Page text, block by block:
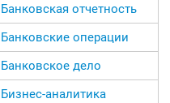
Банковская отчетность
Банковские операции
Банковское дело
Бизнес-аналитика